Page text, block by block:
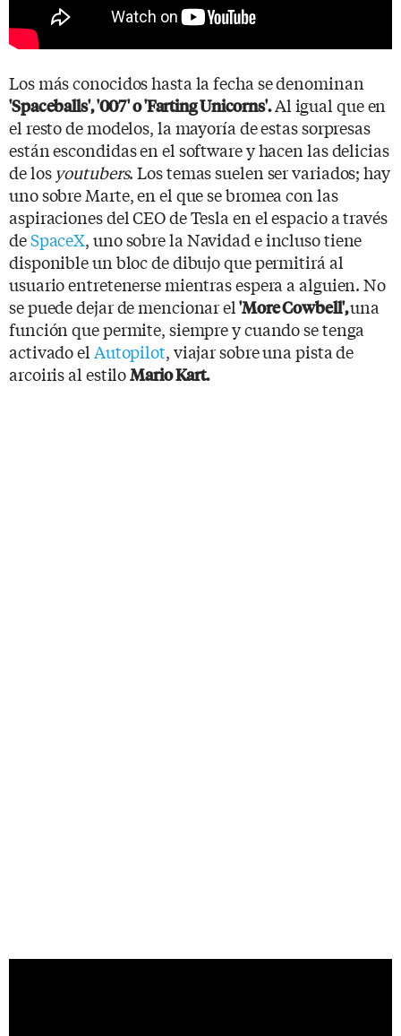
Los más conocidos hasta la fecha se denominan
'Spaceballs', '007' o 'Farting Unicorns'.Al igual que en
el resto de modelos, la mayoría de estas sorpresas
están escondidas en el software y hacen las delicias
de losyoutubers. Los temas suelen ser variados; hay
uno sobre Marte, en el que se bromea con las
aspiraciones del CEO de Tesla en el espacio a través
deSpaceX, uno sobre la Navidad e incluso tiene
disponible un bloc de dibujo que permitirá al
usuario entretenerse mientras espera a alguien. No
se puede dejar de mencionar el 'More Cowbell',una
función que permite, siempre y cuando se tenga
activado el Autopilot, viajar sobre una pista de
arcoiris al estiloMario Kart.